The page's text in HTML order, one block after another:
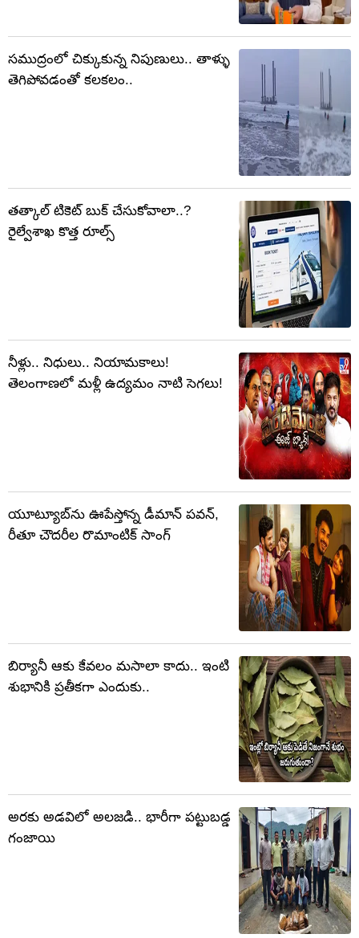
సముద్రంలో చిక్కుకున్న నిపుణులు.. తాళ్ళు
తెగిపోవడంతో కలకలం..
తత్కాల్ టికెట్ బుక్ చేసుకోవాలా..?
రైల్వేశాఖ కొత్త రూల్స్
నీళ్లు.. నిధులు.. నియామకాలు!
తెలంగాణలో మళ్లీ ఉద్యమం నాటి సెగలు!
యూట్యూబ్‌ను ఊపేస్తోన్న డీమాన్ పవన్,
రీతూ చౌదరీల రొమాంటిక్ సాంగ్
బిర్యానీ ఆకు కేవలం మసాలా కాదు.. ఇంటి
శుభానికి ప్రతీకగా ఎందుకు..
అరకు అడవిలో అలజడి.. భారీగా పట్టుబడ్డ
గంజాయి